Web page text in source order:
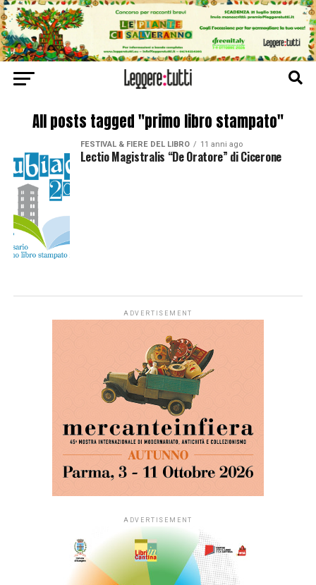
All posts tagged "primo libro stampato"
FESTIVAL & FIERE DEL LIBRO 11 anni ago
Lectio Magistralis “De Oratore” di Cicerone
ADVERTISEMENT
ADVERTISEMENT